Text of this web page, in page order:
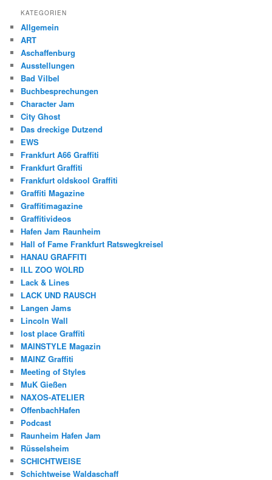
KATEGORIEN
Allgemein
ART
Aschaffenburg
Ausstellungen
Bad Vilbel
Buchbesprechungen
Character Jam
City Ghost
Das dreckige Dutzend
EWS
Frankfurt A66 Graffiti
Frankfurt Graffiti
Frankfurt oldskool Graffiti
Graffiti Magazine
Graffitimagazine
Graffitivideos
Hafen Jam Raunheim
Hall of Fame Frankfurt Ratswegkreisel
HANAU GRAFFITI
ILL ZOO WOLRD
Lack & Lines
LACK UND RAUSCH
Langen Jams
Lincoln Wall
lost place Graffiti
MAINSTYLE Magazin
MAINZ Graffiti
Meeting of Styles
MuK Gießen
NAXOS-ATELIER
OffenbachHafen
Podcast
Raunheim Hafen Jam
Rüsselsheim
SCHICHTWEISE
Schichtweise Waldaschaff